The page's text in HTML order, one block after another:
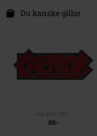
P4AX
The Black Church, St Mary´s Place
EUAR@ie.ia-net.com
Du kanske gillar
rek-pris
99:-
69:-